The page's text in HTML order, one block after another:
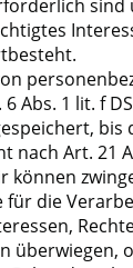
Abs. 1 lit. f
nach Art. 21
können
für die
überwiegen,